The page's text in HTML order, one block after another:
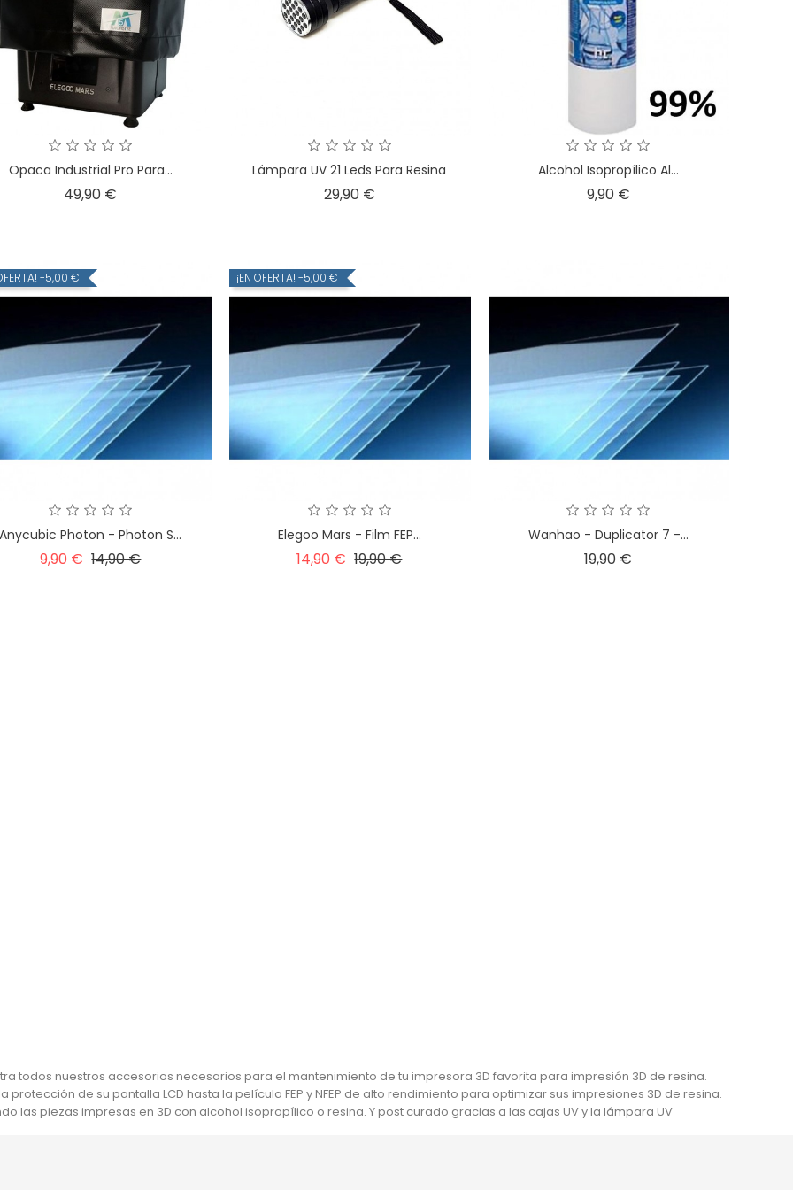
Opaca Industrial Pro Para...
49,90 €
Lámpara UV 21 Leds Para Resina
29,90 €Precio
Alcohol Isopropílico Al...
9,90 €Precio
-5,00 €
Anycubic Photon - Photon S...
9,90 € Precio
14,90 €Precio
¡EN OFERTA! -5,00 €
Elegoo Mars - Film FEP...
14,90 € Precio
19,90 €Precio
Wanhao - Duplicator 7 -...
19,90 €
todos nuestros accesorios necesarios para el mantenimiento de tu impresora 3D favorita para impresión 3D de resina.
protección de su pantalla LCD hasta la película FEP y NFEP de alto rendimiento para optimizar sus impresiones 3D de resina.
las piezas impresas en 3D con alcohol isopropílico o resina. Y post curado gracias a las cajas UV y la lámpara UV